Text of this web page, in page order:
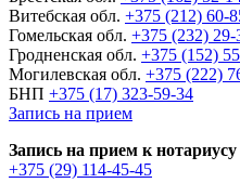
Витебская обл. +375 (212) 60-
Гомельская обл. +375 (232) 29-
Гродненская обл. +375 (152)
Могилевская обл. +375 (222)
БНП +375 (17) 323-59-34
Запись на прием
Запись на прием к
+375 (29) 114-45-45